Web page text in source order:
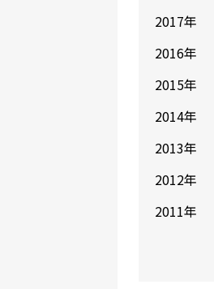
2017年
2016年
2015年
2014年
2013年
2012年
2011年